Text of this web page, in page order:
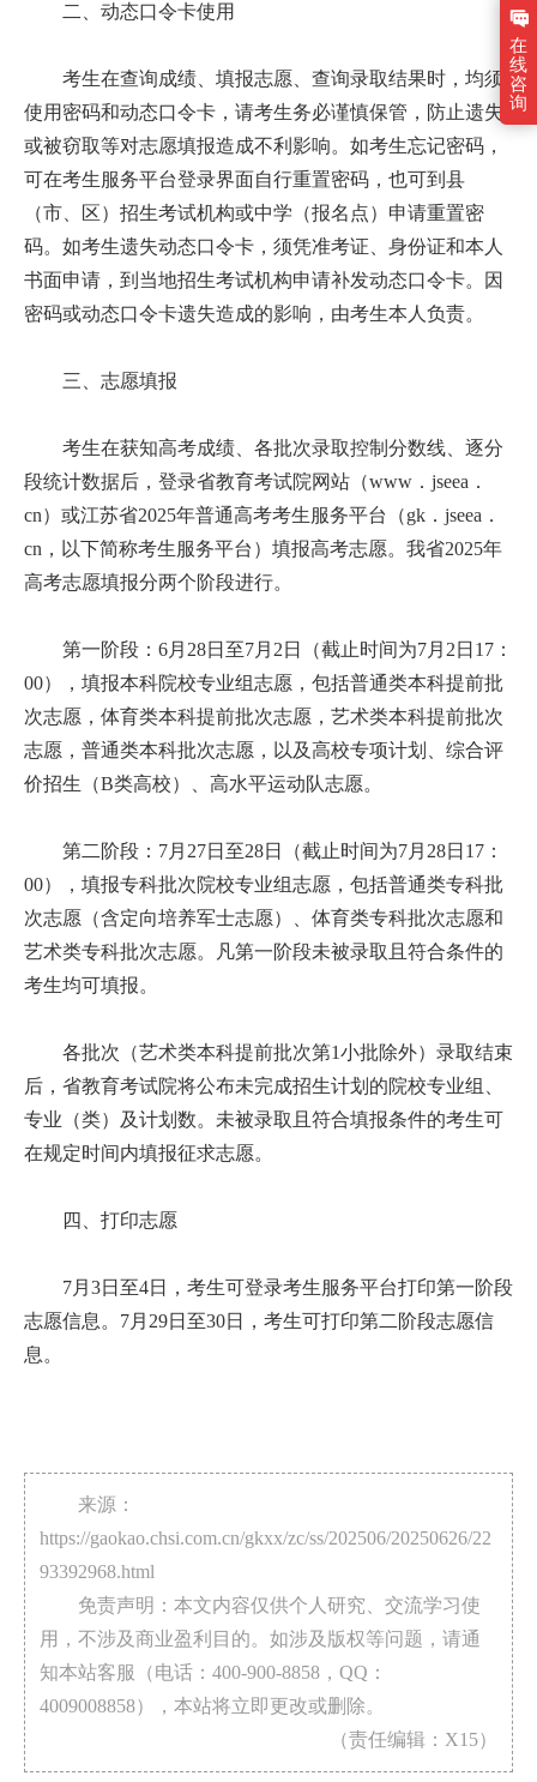
二、动态口令卡使用
考生在查询成绩、填报志愿、查询录取结果时，均须
使用密码和动态口令卡，请考生务必谨慎保管，防止遗失
或被窃取等对志愿填报造成不利影响。如考生忘记密码，
可在考生服务平台登录界面自行重置密码，也可到县
（市、区）招生考试机构或中学（报名点）申请重置密
码。如考生遗失动态口令卡，须凭准考证、身份证和本人
书面申请，到当地招生考试机构申请补发动态口令卡。因
密码或动态口令卡遗失造成的影响，由考生本人负责。
三、志愿填报
考生在获知高考成绩、各批次录取控制分数线、逐分
段统计数据后，登录省教育考试院网站（www．jseea．
cn）或江苏省2025年普通高考考生服务平台（gk．jseea．
cn，以下简称考生服务平台）填报高考志愿。我省2025年
高考志愿填报分两个阶段进行。
第一阶段：6月28日至7月2日（截止时间为7月2日17：
00），填报本科院校专业组志愿，包括普通类本科提前批
次志愿，体育类本科提前批次志愿，艺术类本科提前批次
志愿，普通类本科批次志愿，以及高校专项计划、综合评
价招生（B类高校）、高水平运动队志愿。
第二阶段：7月27日至28日（截止时间为7月28日17：
00），填报专科批次院校专业组志愿，包括普通类专科批
次志愿（含定向培养军士志愿）、体育类专科批次志愿和
艺术类专科批次志愿。凡第一阶段未被录取且符合条件的
考生均可填报。
各批次（艺术类本科提前批次第1小批除外）录取结束
后，省教育考试院将公布未完成招生计划的院校专业组、
专业（类）及计划数。未被录取且符合填报条件的考生可
在规定时间内填报征求志愿。
四、打印志愿
7月3日至4日，考生可登录考生服务平台打印第一阶段
志愿信息。7月29日至30日，考生可打印第二阶段志愿信
息。
来源：
https://gaokao.chsi.com.cn/gkxx/zc/ss/202506/20250626/22
93392968.html
免责声明：本文内容仅供个人研究、交流学习使
用，不涉及商业盈利目的。如涉及版权等问题，请通
知本站客服（电话：400-900-8858，QQ：
4009008858），本站将立即更改或删除。
（责任编辑：X15）
在
线
咨
询